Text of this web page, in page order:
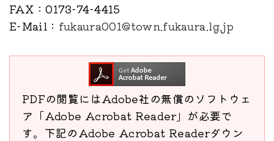
FAX ：0173-74-4415
E-Mail ： fukaura001@town.fukaura.lg.jp
PDFの閲覧にはAdobe社の無償のソフトウェ
ア「Adobe Acrobat Reader」が必要で
す。下記のAdobe Acrobat Readerダウン